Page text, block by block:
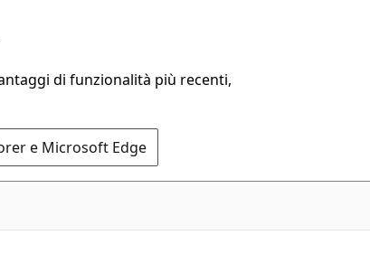
di funzionalità più recenti,
e Microsoft Edge